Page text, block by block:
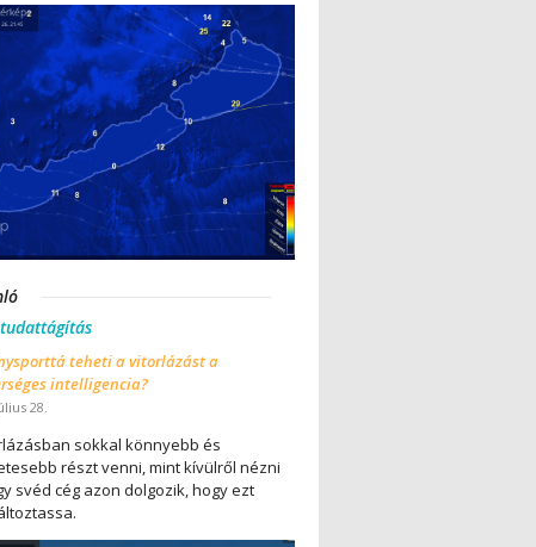
teheti a vitorlázást a
intelligencia?
28.
sokkal könnyebb és
részt venni, mint kívülről nézni
svéd cég azon dolgozik, hogy ezt